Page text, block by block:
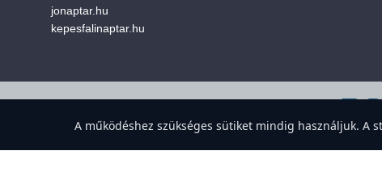
jonaptar.hu
kepesfalinaptar.hu
Süti-beállítások megnyitása
A működéshez szükséges sütiket mindig használjuk. A
A